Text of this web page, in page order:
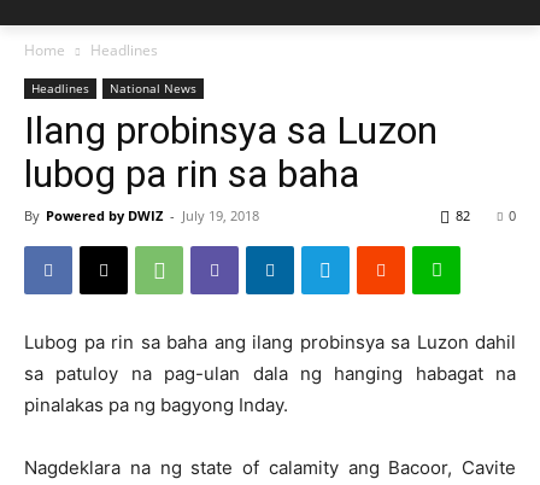
Home Headlines
Headlines National News
Ilang probinsya sa Luzon
lubog pa rin sa baha
By Powered by DWIZ - July 19, 2018 0
82
Lubog pa rin sa baha ang ilang probinsya sa Luzon dahil
sa patuloy na pag-ulan dala ng hanging habagat na
pinalakas pa ng bagyong Inday.
Nagdeklara na ng state of calamity ang Bacoor, Cavite